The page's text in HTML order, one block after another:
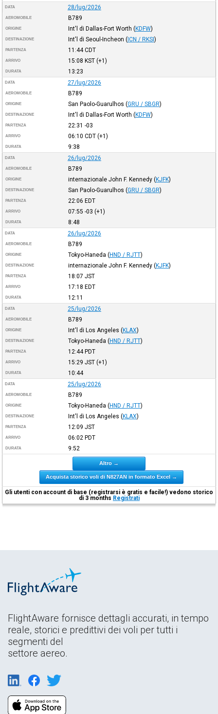
DATA 28/lug/2026
AEROMOBILE B789
ORIGINE Int'l di Dallas-Fort Worth (KDFW)
DESTINAZIONE Int'l di Seoul-Incheon (ICN / RKSI)
PARTENZA 11:44CDT
ARRIVO 15:08 KST(+1)
DURATA 13:23
DATA 27/lug/2026
AEROMOBILE B789
ORIGINE San Paolo-Guarulhos (GRU / SBGR)
DESTINAZIONE Int'l di Dallas-Fort Worth (KDFW)
PARTENZA 22:31 -03
ARRIVO 06:10 CDT(+1)
DURATA 9:38
DATA 26/lug/2026
AEROMOBILE B789
ORIGINE internazionale John F. Kennedy (KJFK)
DESTINAZIONE San Paolo-Guarulhos (GRU / SBGR)
PARTENZA 22:06 EDT
ARRIVO 07:55 -03 (+1)
DURATA 8:48
DATA 26/lug/2026
AEROMOBILE B789
ORIGINE Tokyo-Haneda (HND / RJTT)
DESTINAZIONE internazionale John F. Kennedy (KJFK)
PARTENZA 18:07 JST
ARRIVO 17:18 EDT
DURATA 12:11
DATA 25/lug/2026
AEROMOBILE B789
ORIGINE Int'l di Los Angeles (KLAX)
DESTINAZIONE Tokyo-Haneda (HND / RJTT)
PARTENZA 12:44PDT
ARRIVO 15:29 JST(+1)
DURATA 10:44
DATA 25/lug/2026
AEROMOBILE B789
ORIGINE Tokyo-Haneda (HND / RJTT)
DESTINAZIONE Int'l di Los Angeles (KLAX)
PARTENZA 12:09 JST
ARRIVO 06:02 PDT
DURATA 9:52
Altro →
Acquista storico voli di N827AN in formato Excel →
Gli utenti con account di base (registrarsi è gratis e facile!) vedono storico
di 3 months Registrati
FlightAware fornisce dettagli accurati, in tempo
reale, storici e predittivi dei voli per tutti i
segmenti del
settore aereo.